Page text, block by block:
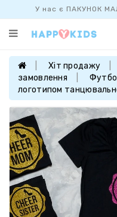
У нас є ПАКУНОК
Категорії
ПРОДАЖУ
БАЗОВА
КОЛЕКЦІЯ
ДІВЧАТКАМ
ХЛОПЧИКАМ
НОВОНАРОДЖЕНИМ
FAMILYLOOK
Хіт продажу
замовлення
логотипом